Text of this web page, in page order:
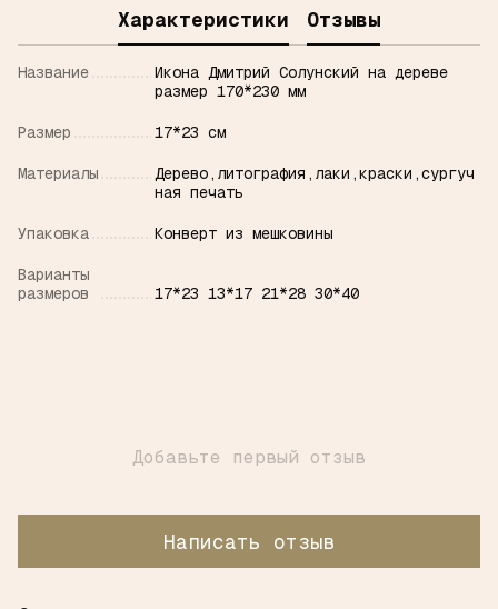
Характеристики Отзывы
Название
Икона Дмитрий Солунский на дереве
размер 170*230 мм
Размер 17*23 см
Материалы
Дерево,литография,лаки,краски,сургуч
ная печать
Упаковка Конверт из мешковины
Варианты
размеров
17*23 13*17 21*28 30*40
Добавьте первый отзыв
Написать отзыв